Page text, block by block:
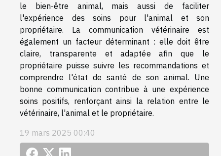
le bien-être animal, mais aussi de faciliter
l'expérience des soins pour l'animal et son
propriétaire. La communication vétérinaire est
également un facteur déterminant : elle doit être
claire, transparente et adaptée afin que le
propriétaire puisse suivre les recommandations et
comprendre l'état de santé de son animal. Une
bonne communication contribue à une expérience
soins positifs, renforçant ainsi la relation entre le
vétérinaire, l'animal et le propriétaire.
19 mars 2025 00:40